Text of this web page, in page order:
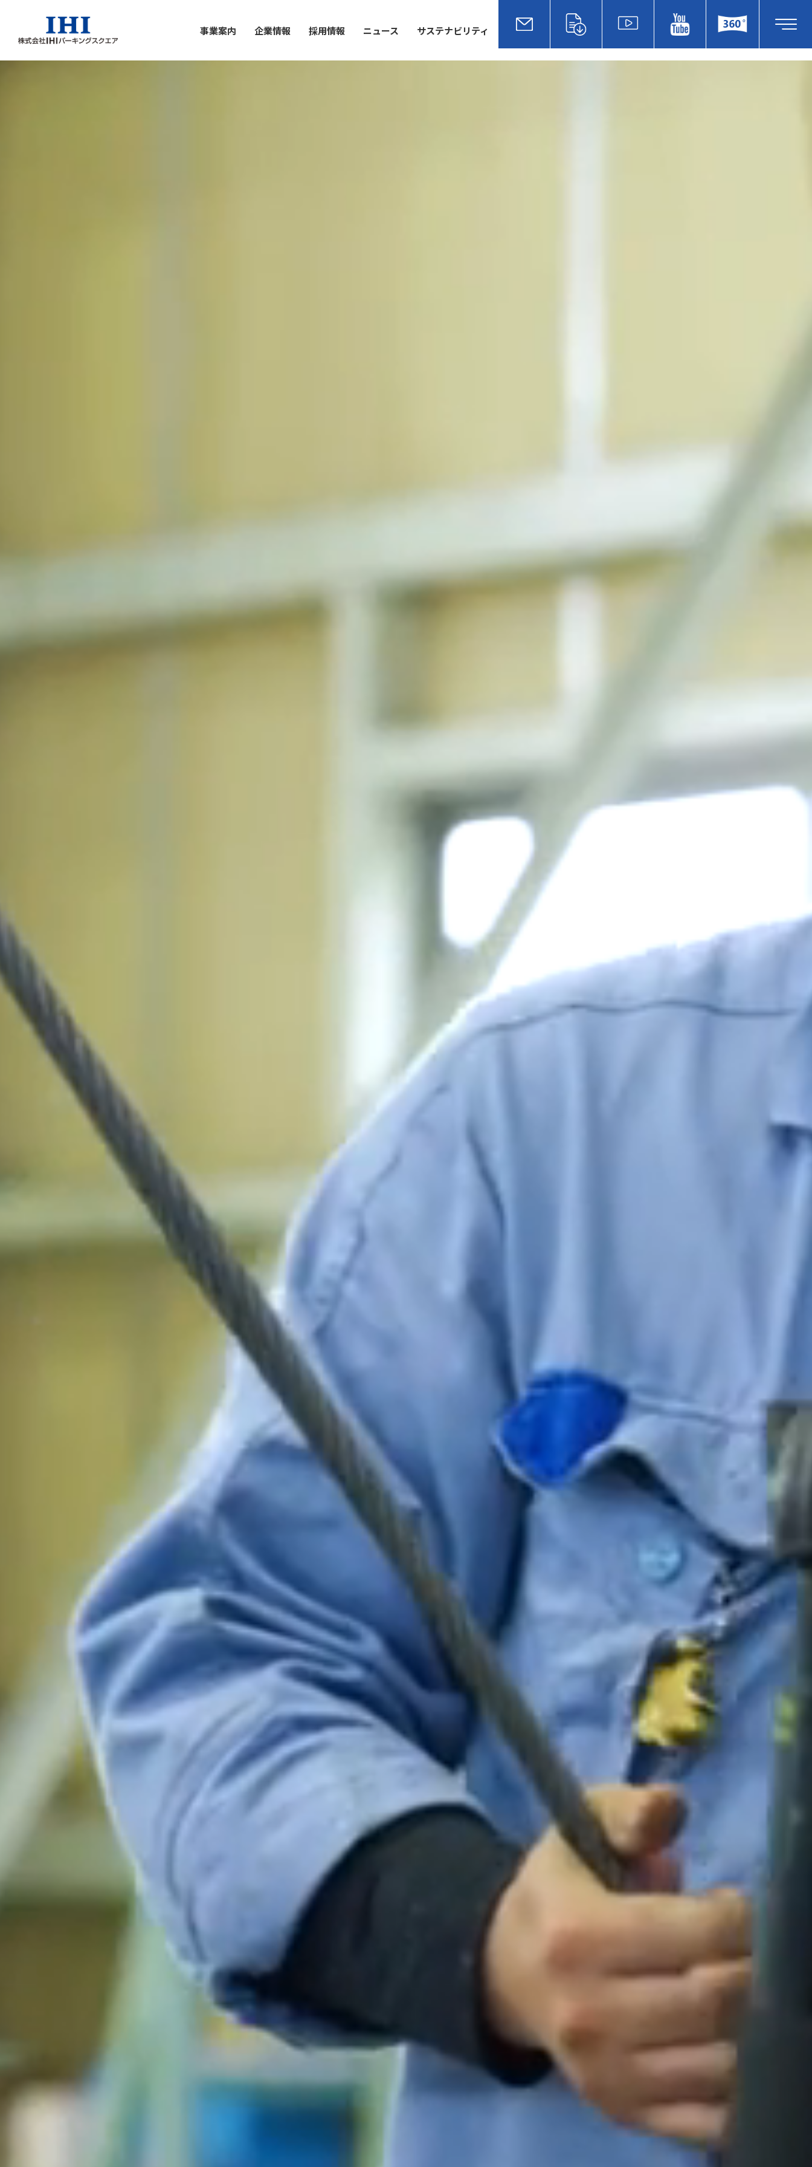
事業案内 企業情報 採用情報 ニュース サステナビリティ